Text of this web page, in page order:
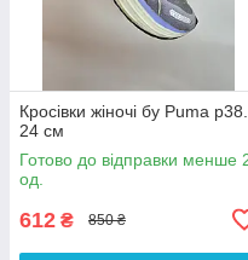
Кросівки жіночі бу Puma р38.
24 см
Готово до відправки менше
од.
612 ₴ 850 ₴